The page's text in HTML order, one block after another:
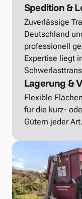
Spedition &
Zuverlässige
Deutschland
professionell
Expertise liegt
Lagerung &
Flexible
für die kurz-
Gütern jeder Art.